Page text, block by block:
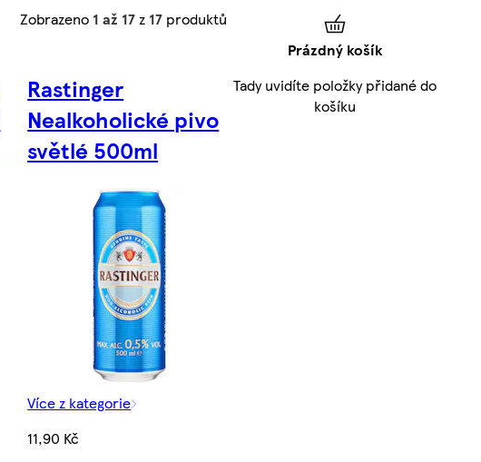
Zobrazeno 1 až 17z 17 produktů
Rastinger
Nealkoholické pivo
světlé 500ml
Více z kategorie
11,90 Kč
Prázdný košík
Tady uvidíte položky přidané do
košíku